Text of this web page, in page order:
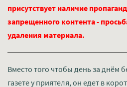
присутствует наличие
запрещенного контента -
удаления материала.
Вместо того чтобы день за днём
газете у приятеля, он едет в